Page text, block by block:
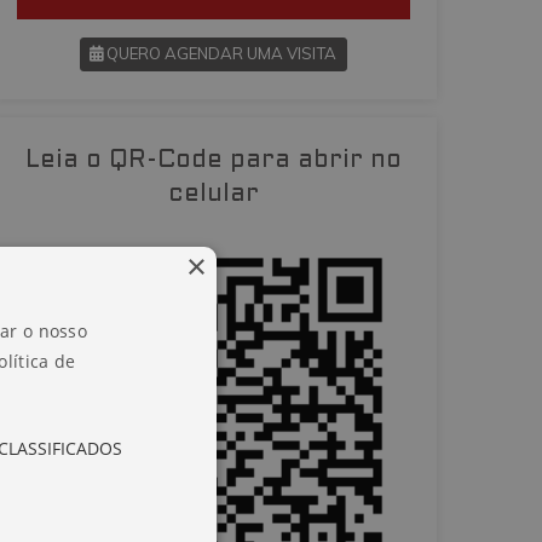
QUERO AGENDAR UMA VISITA
VOLTAR
Leia o QR-Code para abrir no
celular
o nosso
de
×